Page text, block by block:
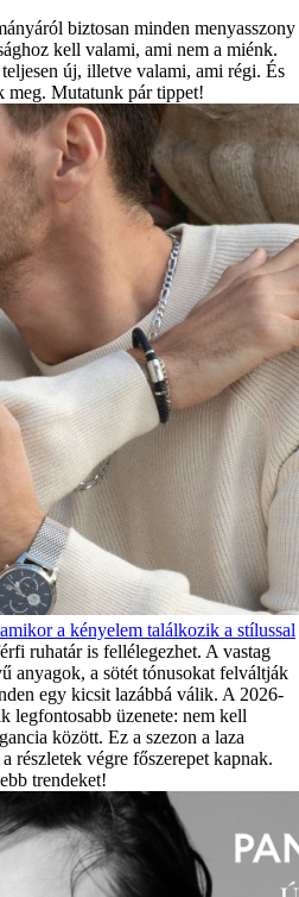
biztosan minden menyasszony
kell valami, ami nem a miénk.
új, illetve valami, ami régi. És
meg. Mutatunk pár tippet!
a kényelem találkozik a stílussal
ruhatár is fellélegezhet. A vastag
anyagok, a sötét tónusokat felváltják
egy kicsit lazábbá válik. A 2026-
legfontosabb üzenete: nem kell
között. Ez a szezon a laza
részletek végre főszerepet kapnak.
trendeket!